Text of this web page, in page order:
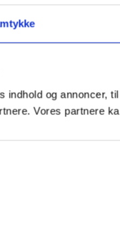
indhold og annoncer,
Vores partnere